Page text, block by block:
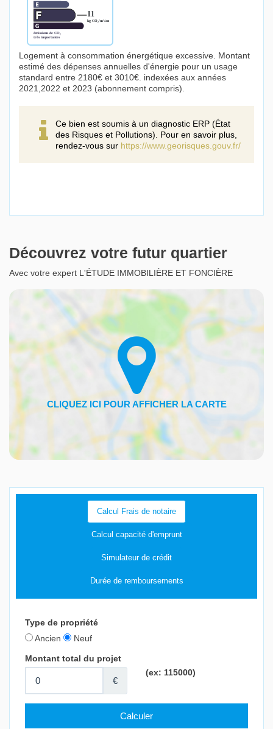
Logement à consommation énergétique excessive. Montant
estimé des dépenses annuelles d'énergie pour un usage
standard entre 2180€ et 3010€. indexées aux années
2021,2022 et 2023 (abonnement compris).
Ce bien est soumis à un diagnostic ERP (État
des Risques et Pollutions). Pour en savoir plus,
rendez-vous sur https://www.georisques.gouv.fr/
Découvrez votre futur quartier
Avec votre expert L'ÉTUDE IMMOBILIÈRE ET FONCIÈRE
Calcul Frais de notaire
Calcul capacité d'emprunt
Simulateur de crédit
Durée de remboursements